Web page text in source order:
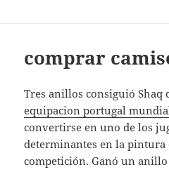
comprar
Tres anillos consiguió Shaq
equipacion portugal
convertirse en uno de los
determinantes en la
competición. Ganó un